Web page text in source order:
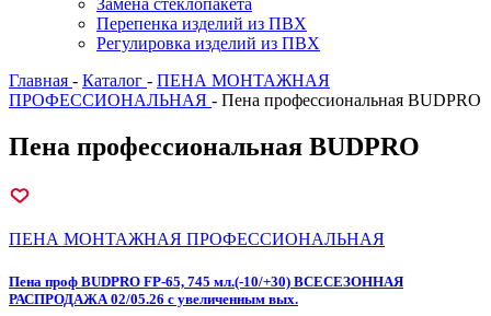
Замена стеклопакета
Перепенка изделий из ПВХ
Регулировка изделий из ПВХ
Главная - Каталог - ПЕНА МОНТАЖНАЯ
ПРОФЕССИОНАЛЬНАЯ - Пена профессиональная BUDPRO
Пена профессиональная BUDPRO
ПЕНА МОНТАЖНАЯ ПРОФЕССИОНАЛЬНАЯ
Пена проф BUDPRO FP-65, 745 мл.(-10/+30) ВСЕСЕЗОННАЯ
РАСПРОДАЖА 02/05.26 с увеличенным вых.